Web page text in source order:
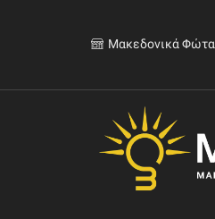
Μακεδονικά